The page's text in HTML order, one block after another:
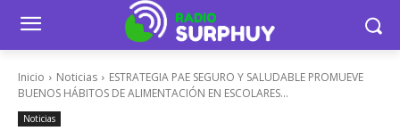
Inicio Noticias
ESTRATEGIA PAE SEGURO Y SALUDABLE PROMUEVE
BUENOS HÁBITOS DE ALIMENTACIÓN EN ESCOLARES...
Noticias